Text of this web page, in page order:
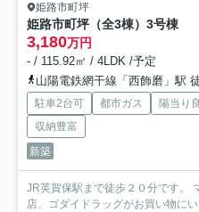
姫路市町坪
姫路市町坪（全3棟）3号棟
3,180万円
- / 115.92㎡ / 4LDK /予定
山陽電鉄網干線「西飾磨」駅
駐車2台可 都市ガス 陽当り
収納豊富
新築
JR英賀保駅まで徒歩２０分です。
店、ゴダイドラッグがお買い物に